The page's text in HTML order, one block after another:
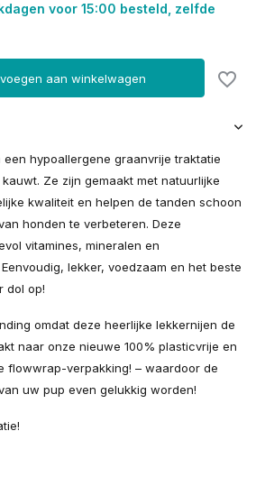
voor 15:00 besteld, zelfde
aan winkelwagen
een hypoallergene graanvrije traktatie
Ze zijn gemaakt met natuurlijke
kwaliteit en helpen de tanden schoon
honden te verbeteren. Deze
vitamines, mineralen en
lekker, voedzaam en het beste
dol op!
omdat deze heerlijke lekkernijen de
naar onze nieuwe 100% plasticvrije en
flowwrap-verpakking! – waardoor de
uw pup even gelukkig worden!